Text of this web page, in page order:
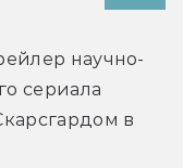
научно-
сериала
в